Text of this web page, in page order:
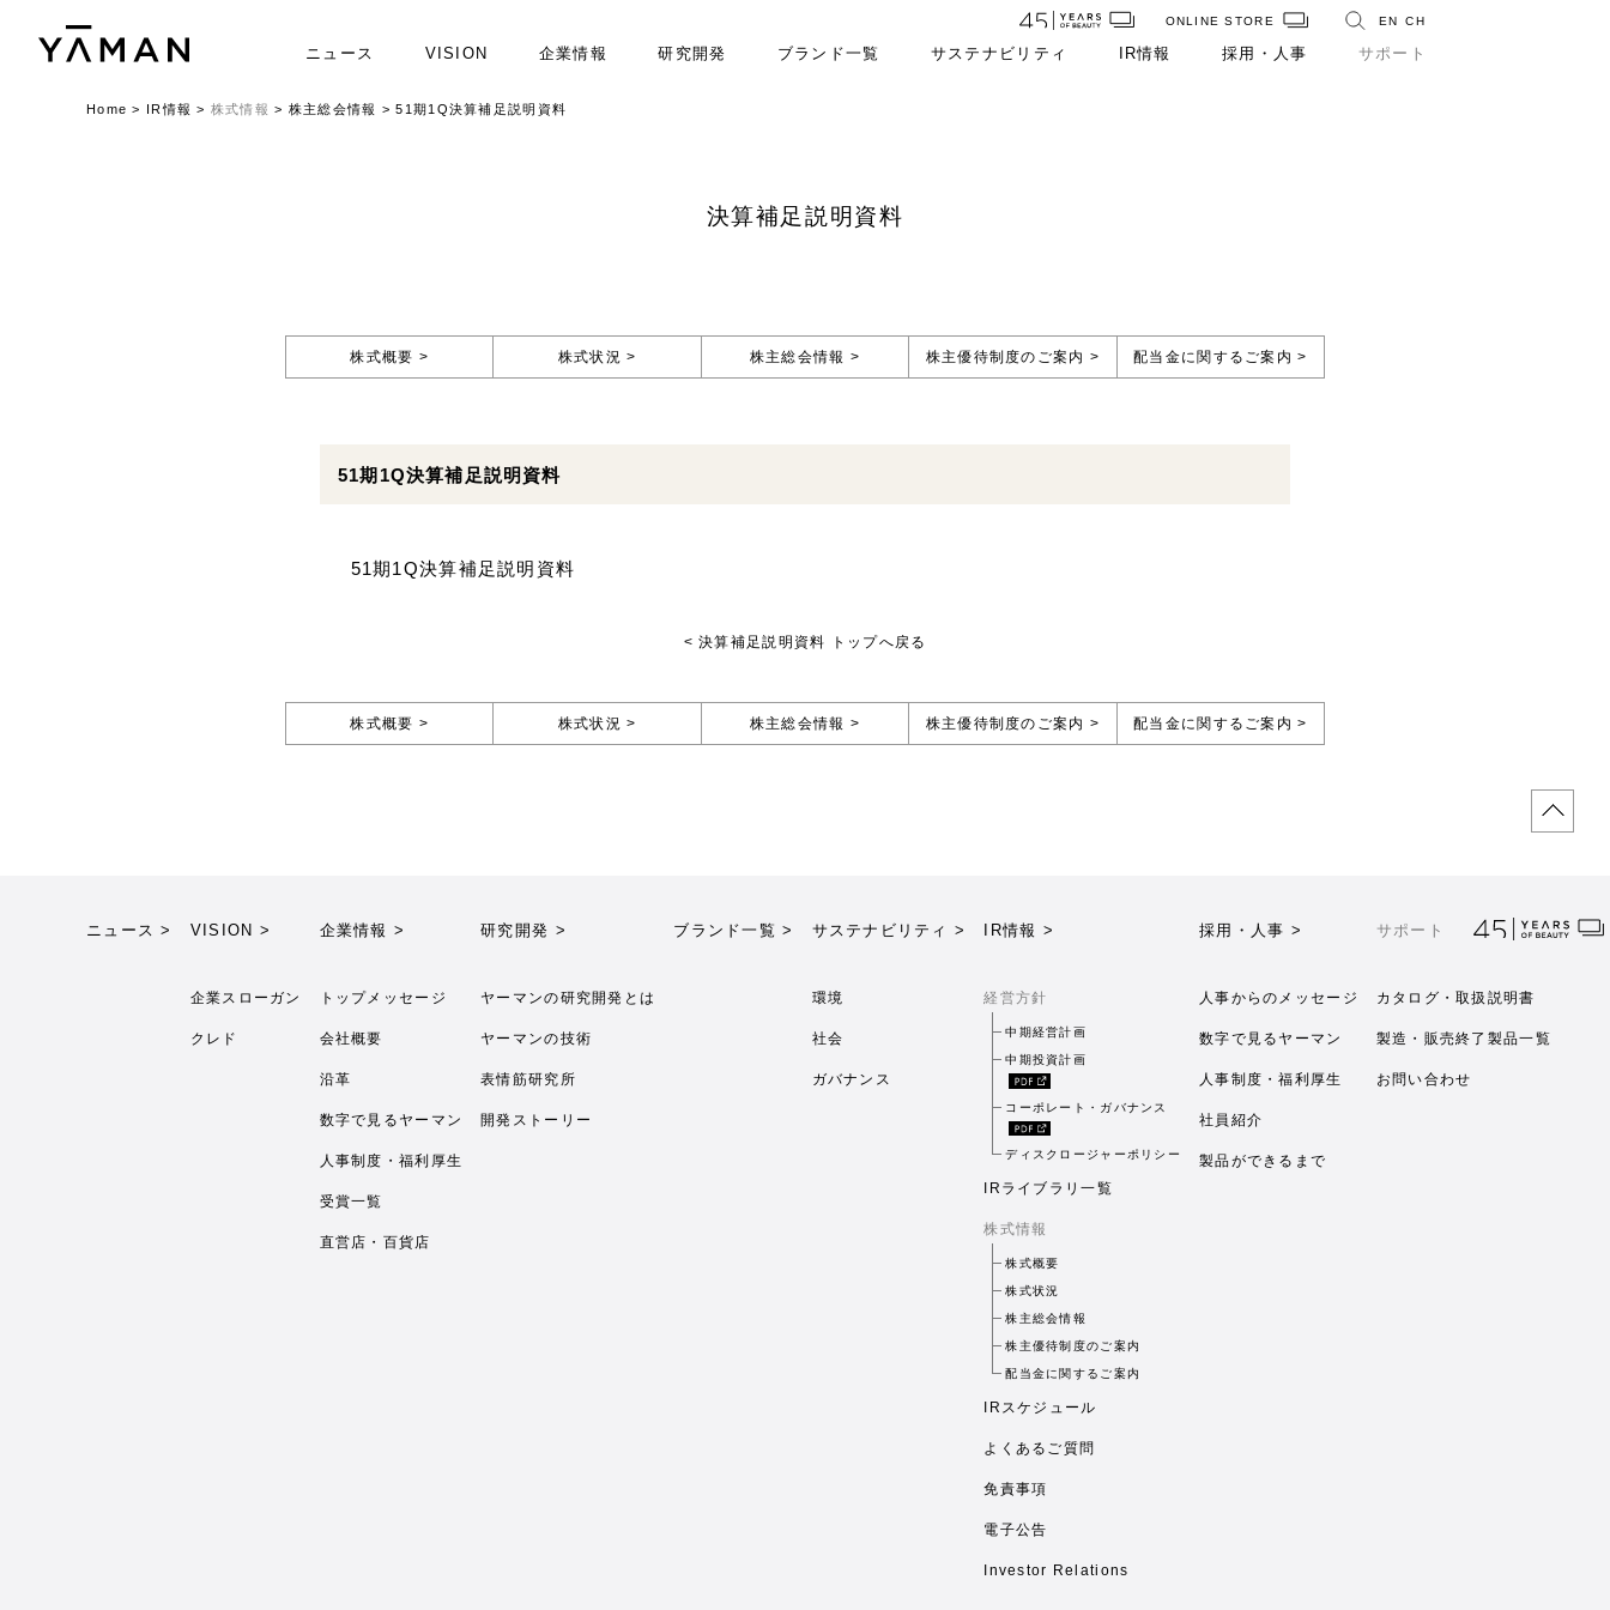
ONLINE STORE EN CH
ニュース VISION 企業情報 研究開発 ブランド一覧 サステナビリティ IR情報 採用・人事 サポート
Home > IR情報 > 株式情報 > 株主総会情報 >51期1Q決算補足説明資料
決算補足説明資料
株式概要 > 株式状況 > 株主総会情報 > 株主優待制度のご案内 > 配当金に関するご案内 >
51期1Q決算補足説明資料
51期1Q決算補足説明資料
< 決算補足説明資料 トップへ戻る
株式概要 > 株式状況 > 株主総会情報 > 株主優待制度のご案内 > 配当金に関するご案内 >
ニュース > VISION >
企業スローガン
クレド
企業情報 >
トップメッセージ
会社概要
沿革
数字で見るヤーマン
人事制度・福利厚生
受賞一覧
直営店・百貨店
研究開発 >
ヤーマンの研究開発とは
ヤーマンの技術
表情筋研究所
開発ストーリー
ブランド一覧 > サステナビリティ >
環境
社会
ガバナンス
IR情報 >
経営方針
中期経営計画
中期投資計画
コーポレート・ガバナンス
ディスクロージャーポリシー
IRライブラリ一覧
株式情報
株式概要
株式状況
株主総会情報
株主優待制度のご案内
配当金に関するご案内
IRスケジュール
よくあるご質問
免責事項
電子公告
Investor Relations
採用・人事 >
人事からのメッセージ
数字で見るヤーマン
人事制度・福利厚生
社員紹介
製品ができるまで
サポート
カタログ・取扱説明書
製造・販売終了製品一覧
お問い合わせ